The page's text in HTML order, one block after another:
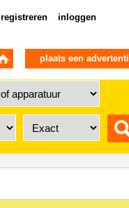
registreren inloggen
plaats een